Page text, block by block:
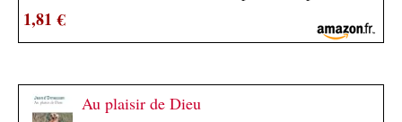
1,81 €
Au plaisir de Dieu